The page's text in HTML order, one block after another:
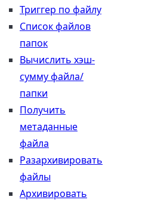
Триггер по файлу
Список файлов
папок
Вычислить хэш-
сумму файла/
папки
Получить
метаданные
файла
Разархивировать
файлы
Архивировать